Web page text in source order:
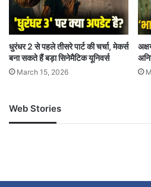
धुरंधर 2 से पहले तीसरे पार्ट की चर्चा, मेकर्स
बना सकते हैं बड़ा सिनेमैटिक यूनिवर्स
March 15, 2026
Web Stories
जम्मू-कश्मीर में बारिश से
अपडेट